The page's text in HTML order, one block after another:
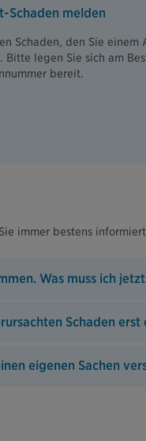
Schaden melden
Schaden, den Sie
Bitte legen Sie sich am
bereit.
immer bestens
Was muss ich
Schaden
eigenen Sachen